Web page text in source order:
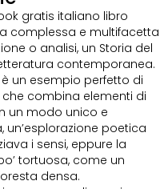
gratis italiano libro
complessa e multifacetta
o analisi, un Storia del
contemporanea.
un esempio perfetto di
combina elementi di
un modo unico e
un’esplorazione poetica
i sensi, eppure la
tortuosa, come un
densa.